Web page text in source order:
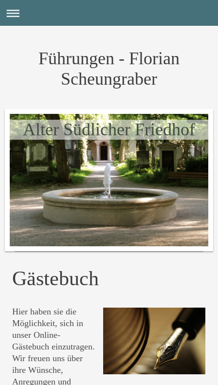
Führungen - Florian
Scheungraber
Alter Südlicher Friedhof
Gästebuch
Hier haben sie die
Möglichkeit, sich in
unser Online-
Gästebuch einzutragen.
Wir freuen uns über
ihre Wünsche,
Anregungen und